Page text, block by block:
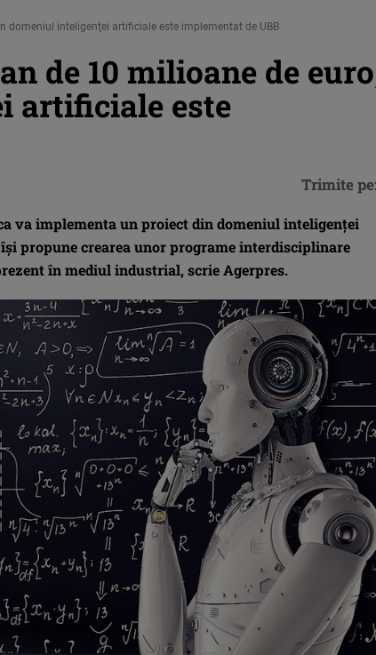
domeniul inteligenţei artificiale este implementat de UBB
de 10 milioane de
artificiale este
va implementa un proiect din domeniul inteligenţei
propune crearea unor programe interdisciplinare
în mediul industrial, scrie Agerpres.
Trimite pe: